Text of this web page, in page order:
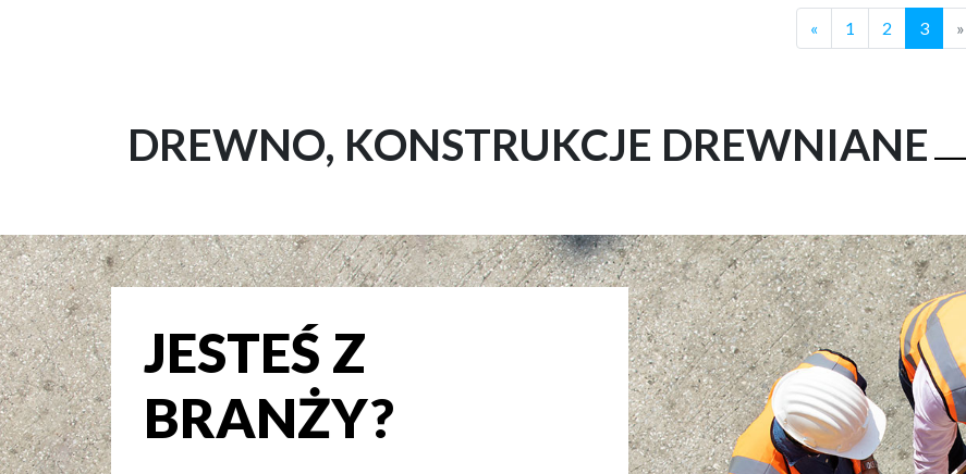
« 1 2 3 »
DREWNO, KONSTRUKCJE DREWNIANE
JESTEŚ Z
BRANŻY?